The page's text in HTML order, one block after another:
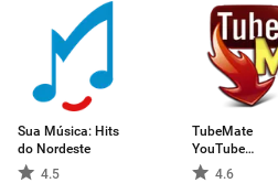
Sua Música: Hits
do Nordeste
4.5
TubeMate
YouTube
Downloader
4.6